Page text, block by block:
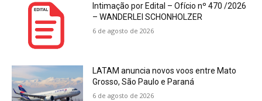
Intimação por Edital – Ofício nº 470 /2026
– WANDERLEI SCHONHOLZER
6 de agosto de 2026
LATAM anuncia novos voos entre Mato
Grosso, São Paulo e Paraná
6 de agosto de 2026